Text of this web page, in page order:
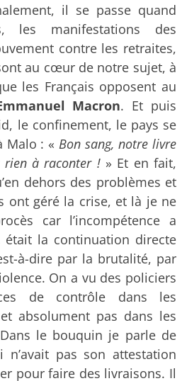
il se passe quand
les manifestations des
contre les retraites,
au cœur de notre sujet, à
les Français opposent au
Macron. Et puis
le confinement, le pays se
Malo : « Bon sang, notre livre
rien à raconter !» Et en fait,
dehors des problèmes et
ont géré la crise, et là je ne
car l’incompétence a
était la continuation directe
à-dire par la brutalité, par
On a vu des policiers
de contrôle dans les
absolument pas dans les
le bouquin je parle de
pas son attestation
pour faire des livraisons. Il